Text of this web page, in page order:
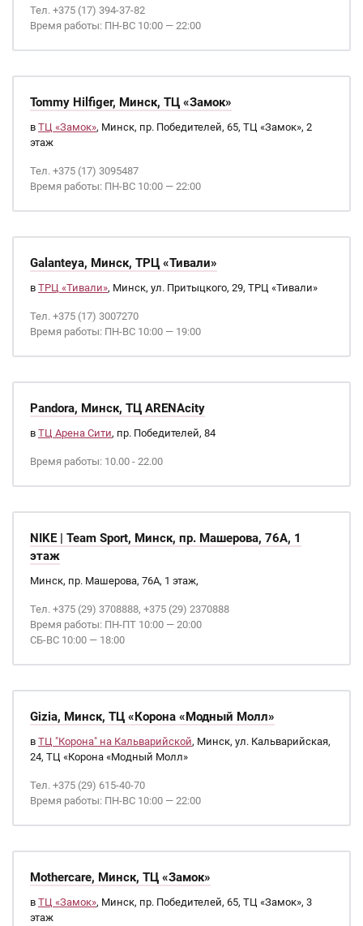
Тел. +375 (17) 394-37-82
Время работы: ПН-ВС 10:00 — 22:00
Tommy Hilfiger, Минск, ТЦ «Замок»
в ТЦ «Замок», Минск, пр. Победителей, 65, ТЦ «Замок», 2
этаж
Тел. +375 (17) 3095487
Время работы: ПН-ВС 10:00 — 22:00
Galanteya, Минск, ТРЦ «Тивали»
в ТРЦ «Тивали», Минск, ул. Притыцкого, 29, ТРЦ «Тивали»
Тел. +375 (17) 3007270
Время работы: ПН-ВС 10:00 — 19:00
Pandora, Минск, ТЦ ARENAcity
в ТЦ Арена Сити, пр. Победителей, 84
Время работы: 10.00 - 22.00
NIKE | Team Sport, Минск, пр. Машерова, 76А, 1
этаж
Минск, пр. Машерова, 76А, 1 этаж,
Тел. +375 (29) 3708888, +375 (29) 2370888
Время работы: ПН-ПТ 10:00 — 20:00
СБ-ВС 10:00 — 18:00
Gizia, Минск, ТЦ «Корона «Модный Молл»
в ТЦ "Корона" на Кальварийской, Минск, ул. Кальварийская,
24, ТЦ «Корона «Модный Молл»
Тел. +375 (29) 615-40-70
Время работы: ПН-ВС 10:00 — 22:00
Mothercare, Минск, ТЦ «Замок»
в ТЦ «Замок», Минск, пр. Победителей, 65, ТЦ «Замок», 3
этаж